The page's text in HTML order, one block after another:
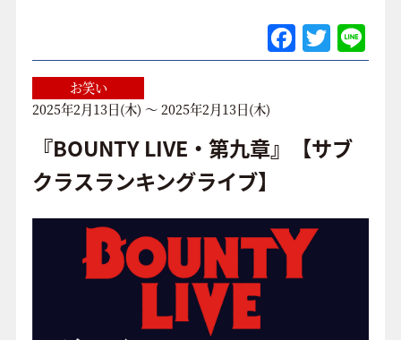
アクセス
協賛企業 / 運営会社
お問い合わせ
FAQ
F
a
b
k
T
w
お笑い
2025年2月13日(木) ～ 2025年2月13日(木)
『BOUNTY LIVE・第九章』【サブ
クラスランキングライブ】